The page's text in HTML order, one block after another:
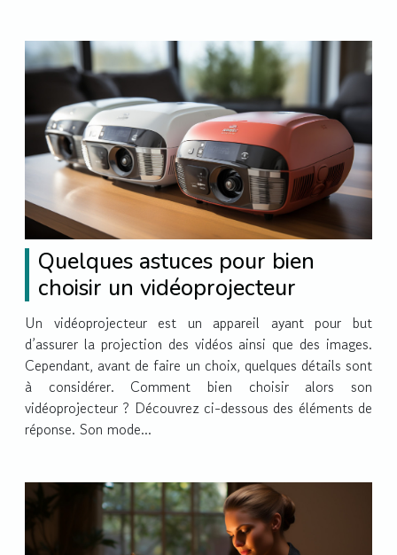
Quelques astuces pour bien
choisir un vidéoprojecteur
Un vidéoprojecteur est un appareil ayant pour but
d’assurer la projection des vidéos ainsi que des images.
Cependant, avant de faire un choix, quelques détails sont
à considérer. Comment bien choisir alors son
vidéoprojecteur ? Découvrez ci-dessous des éléments de
réponse. Son mode...